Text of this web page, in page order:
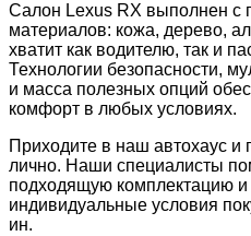
Салон Lexus RX выполнен с
материалов: кожа, дерево,
хватит как водителю, так и
Технологии безопасности,
и масса полезных опций
комфорт в любых условиях.
Приходите в наш автохаус и
лично. Наши специалисты
подходящую комплектацию
индивидуальные условия
ин.